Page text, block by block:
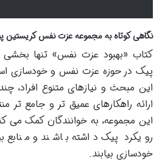
نگاهی کوتاه به مجموعه عزت نفس کریستین
کتاب «بهبود عزت نفس» تنها بخشی
پیک در حوزه عزت نفس و خودسازی
این مبحث و نیازهای متنوع افراد،
ارائه راهکارهای عمیق تر و جامع تر
این مجموعه، به خوانندگان کمک می
رویکرد پیک داشته باشند و منابع
خودسازی بیابند.